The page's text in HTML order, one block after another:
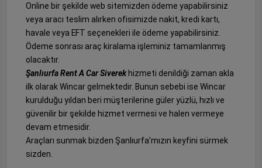
Online bir şekilde web sitemizden ödeme yapabilirsiniz
veya aracı teslim alırken ofisimizde nakit, kredi kartı,
havale veya EFT seçenekleri ile ödeme yapabilirsiniz.
Ödeme sonrası araç kiralama işleminiz tamamlanmış
olacaktır.
Şanlıurfa Rent A Car Siverekhizmeti denildiği zaman akla
ilk olarak Wincar gelmektedir. Bunun sebebi ise Wincar
kurulduğu yıldan beri müşterilerine güler yüzlü, hızlı ve
güvenilir bir şekilde hizmet vermesi ve halen vermeye
devam etmesidir.
Araçları sunmak bizden Şanlıurfa’mızın keyfini sürmek
sizden.